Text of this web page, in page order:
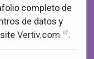
completo de
de datos y
Vertiv.com .